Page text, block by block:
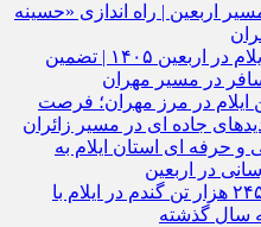
اربعین | راه‌ اندازی «حسینه
تلاش جهادی آب و فاضلاب ایلام در اربعین ۱۴۰۵ | تضمین
ایلام در مرز مهران؛ فرصت‌
جاده‌ ای در مسیر زائران
حرفه‌ ای استان ایلام به‌
در اربعین
تحقق خرید تضمینی بیش از ۲۴۵ هزار تن گندم در ایلام با